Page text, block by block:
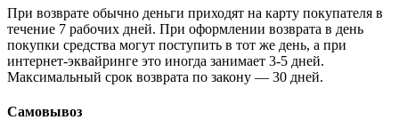
При возврате обычно деньги приходят на карту покупателя в
течение 7 рабочих дней. При оформлении возврата в день
покупки средства могут поступить в тот же день, а при
интернет-эквайринге это иногда занимает 3-5 дней.
Максимальный срок возврата по закону — 30 дней.
Самовывоз